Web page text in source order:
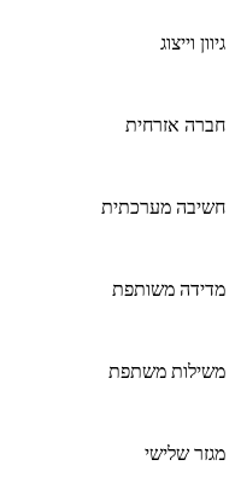
גיוון וייצוג
חברה אזרחית
חשיבה מערכתית
מדידה משותפת
משילות משתפת
מגזר שלישי